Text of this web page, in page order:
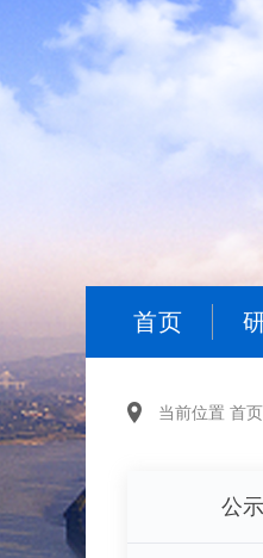
首页
当前位置 首页
公